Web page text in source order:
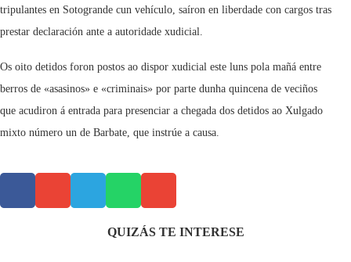
tripulantes en Sotogrande cun vehículo, saíron en liberdade con cargos tras
prestar declaración ante a autoridade xudicial.
Os oito detidos foron postos ao dispor xudicial este luns pola mañá entre
berros de «asasinos» e «criminais» por parte dunha quincena de veciños
que acudiron á entrada para presenciar a chegada dos detidos ao Xulgado
mixto número un de Barbate, que instrúe a causa.
QUIZÁS TE INTERESE